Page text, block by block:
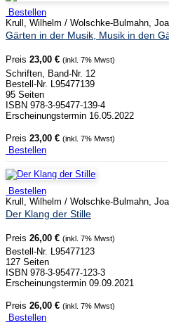
Bestellen
Krull, Wilhelm / Wolschke-Bulmahn,
Gärten in der Musik, Musik in den
Preis 23,00 € (inkl. 7% Mwst)
Schriften, Band-Nr. 12
Bestell-Nr. L95477139
95 Seiten
ISBN 978-3-95477-139-4
Erscheinungstermin 16.05.2022
Preis 23,00 € (inkl. 7% Mwst)
Bestellen
Bestellen
Krull, Wilhelm / Wolschke-Bulmahn,
Der Klang der Stille
Preis 26,00 € (inkl. 7% Mwst)
Bestell-Nr. L95477123
127 Seiten
ISBN 978-3-95477-123-3
Erscheinungstermin 09.09.2021
Preis 26,00 € (inkl. 7% Mwst)
Bestellen